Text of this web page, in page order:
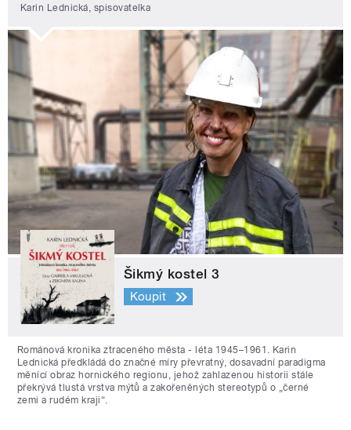
Karin Lednická, spisovatelka
Šikmý kostel 3
Koupit
Románová kronika ztraceného města - léta 1945–1961. Karin
Lednická předkládá do značné míry převratný, dosavadní paradigma
měnící obraz hornického regionu, jehož zahlazenou historii stále
překrývá tlustá vrstva mýtů a zakořeněných stereotypů o „černé
zemi a rudém kraji“.